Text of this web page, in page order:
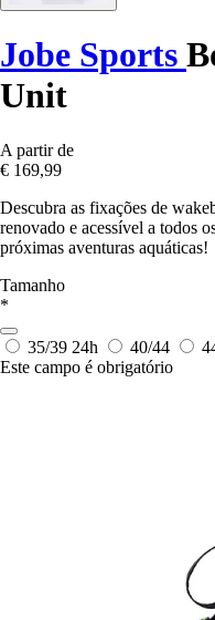
Jobe Sports
Unit
A partir de
€ 169,99
Descubra as fixações de
renovado e acessível a todos
próximas aventuras aquáticas!
Tamanho
*
35/39 24h 40/44
Este campo é obrigatório